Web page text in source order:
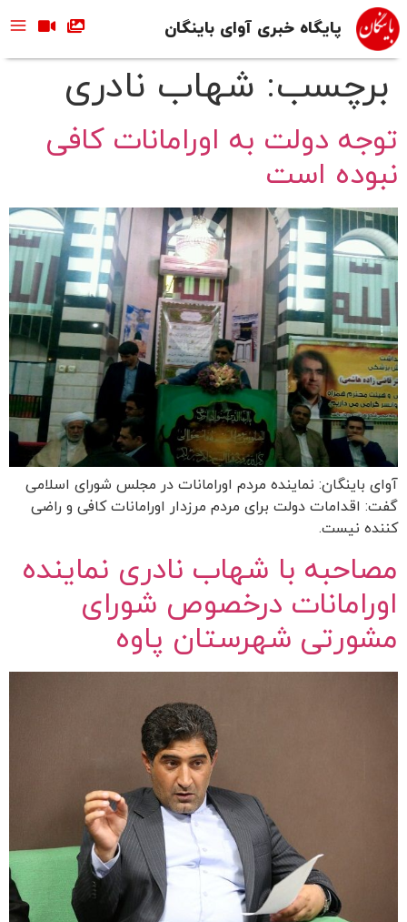
پایگاه خبری آوای باینگان
برچسب: شهاب نادری
توجه دولت به اورامانات کافی
نبوده است
آوای باینگان: نماینده مردم اورامانات در مجلس شورای اسلامی
گفت: اقدامات دولت برای مردم مرزدار اورامانات کافی و راضی
کننده نیست.
مصاحبه با شهاب نادری نماینده
اورامانات درخصوص شورای
مشورتی شهرستان پاوه